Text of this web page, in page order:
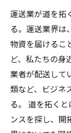
運送業が道を拓
る。運送業界は
物資を届けるこ
ど、私たちの身
業者が配送して
類など、ビジネ
る。 道を拓く
ンスを探し、開